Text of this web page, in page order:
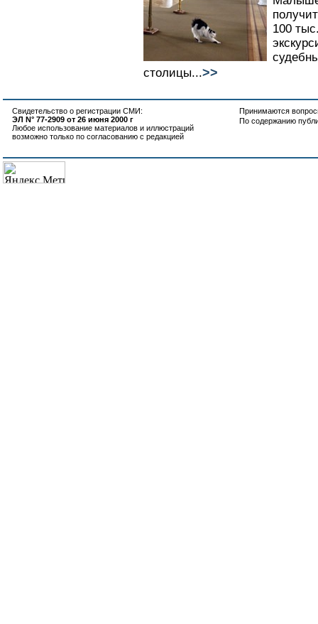
100
столицы...>>
Свидетельство о регистрации СМИ:
ЭЛ N° 77-2909 от 26 июня 2000 г
Любое использование материалов и иллюстраций
возможно только по согласованию с редакцией
Принимаются
По содержанию